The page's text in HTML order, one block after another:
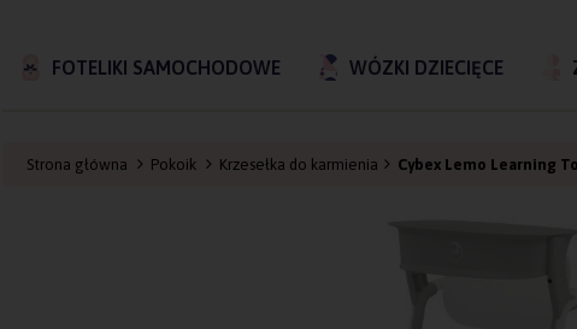
FOTELIKI SAMOCHODOWE WÓZKI DZIECIĘCE
Strona główna Pokoik Krzesełka do karmienia Cybex Lemo Learning